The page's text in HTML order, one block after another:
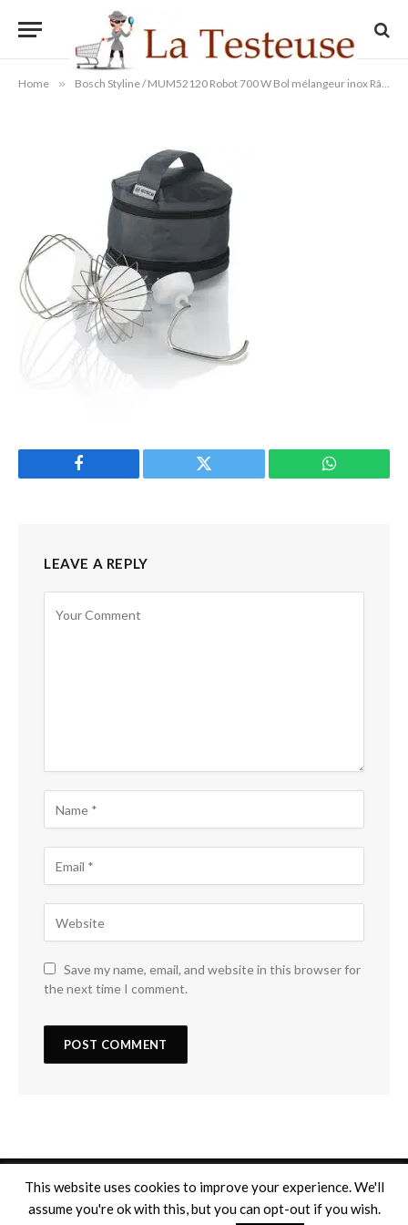
Home » Bosch Styline / MUM52120 Robot 700 W Bol mélangeur inox Râpeur/éminceur Mixeur plastique Crochets pétrisseurs Fouets à battre et à mélanger
ByAdministrateur
11/09/2014
Aucun commentaire
Facebook Twitter WhatsApp
LEAVE A REPLY
Save my name, email, and website in this browser for
the next time I comment.
Copyright © 2026Mentions légales. Tous droits réservés.
This website uses cookies to improve your experience. We'll
assume you're ok with this, but you can opt-out if you wish.